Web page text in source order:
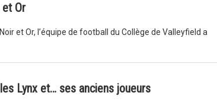
Or
et Or, l’équipe de football du Collège de Valleyfield a
Lynx et… ses anciens joueurs